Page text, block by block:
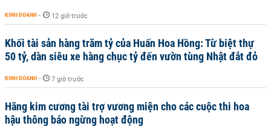
KINH DOANH - 12 giờ trước
Khối tài sản hàng trăm tỷ của Huấn Hoa Hồng: Từ biệt thự
50 tỷ, dàn siêu xe hàng chục tỷ đến vườn tùng Nhật đắt đỏ
KINH DOANH - 7 giờ trước
Hãng kim cương tài trợ vương miện cho các cuộc thi hoa
hậu thông báo ngừng hoạt động